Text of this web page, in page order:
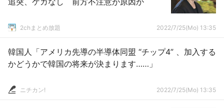
2chまとめ放題 2022/7/25(Mo) 13:35
韓国人「アメリカ先導の半導体同盟 “チップ4” 、加入する
かどうかで韓国の将来が決まります……」
ニチカン! 2022/7/25(Mo) 13:35